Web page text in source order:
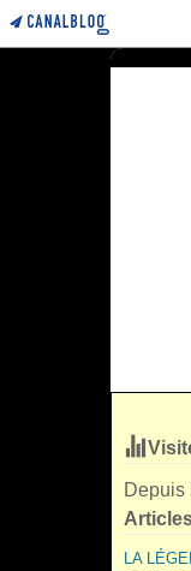
Depuis
LA